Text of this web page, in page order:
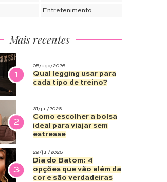
Entretenimento
Mais recentes
1
05/ago/2026
Qual legging usar para
cada tipo de treino?
2
31/jul/2026
Como escolher a bolsa
ideal para viajar sem
estresse
3
29/jul/2026
Dia do Batom: 4
opções que vão além da
cor e são verdadeiras